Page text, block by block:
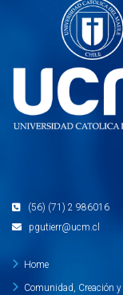
(56) (71) 2 986016
pgutierr@ucm.cl
Home
Comunidad, Creación